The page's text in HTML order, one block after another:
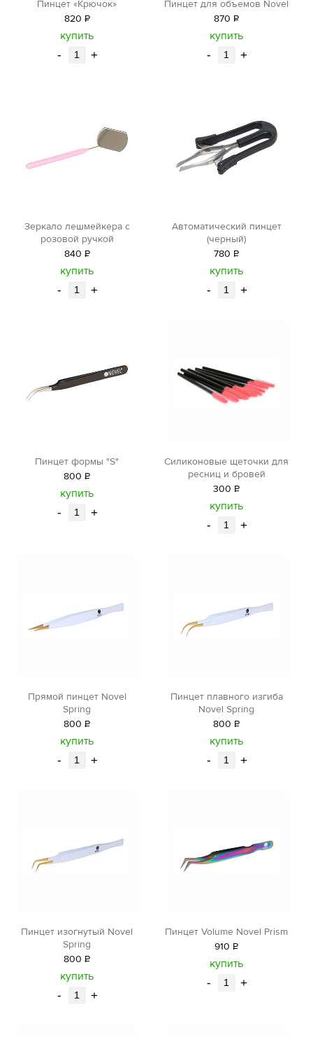
Пинцет «Крючок»
820 Р
уб.
купить
- +
Пинцет для объемов Novel
870 Р
уб.
купить
- +
Зеркало лешмейкера с
розовой ручкой
840 Р
уб.
купить
- +
Автоматический пинцет
(черный)
780 Р
уб.
купить
- +
Пинцет формы "S"
800 Р
уб.
купить
- +
Силиконовые щеточки для
ресниц и бровей
300 Р
уб.
купить
- +
Прямой пинцет Novel
Spring
800 Р
уб.
купить
- +
Пинцет плавного изгиба
Novel Spring
800 Р
уб.
купить
- +
Пинцет изогнутый Novel
Spring
800 Р
уб.
купить
- +
Пинцет Volume Novel Prism
910 Р
уб.
купить
- +